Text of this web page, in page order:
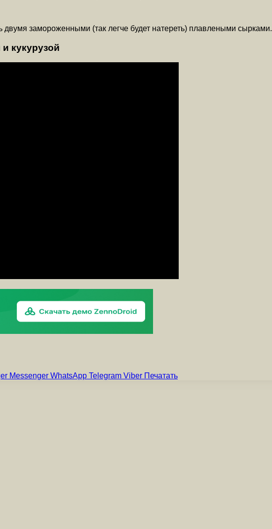
двумя замороженными (так легче будет натереть) плавлеными сырками.
кукурузой
Messenger WhatsApp Telegram Viber Печатать